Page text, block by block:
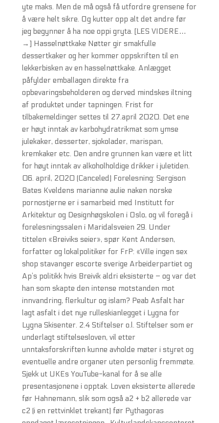
yte maks. Men de må også få utfordre grensene for
å være helt sikre. Og kutter opp alt det andre før
jeg begynner å ha noe oppi gryta. [LES VIDERE…
→] Hasselnøttkake Nøtter gir smakfulle
dessertkaker og her kommer oppskriften til en
lekkerbisken av en hasselnøttkake. Anlægget
påfylder emballagen direkte fra
opbevaringsbeholderen og derved mindskes iltning
af produktet under tapningen. Frist for
tilbakemeldinger settes til 27.april 2020. Det ene
er høyt inntak av karbohydratrikmat som ymse
julekaker, desserter, sjokolader, marispan,
kremkaker etc. Den andre grunnen kan være et litt
for høyt inntak av alkoholholdige drikker i juletiden.
06. april, 2020 (Canceled) Forelesning: Sergison
Bates Kveldens marianne aulie naken norske
pornostjerne er i samarbeid med Institutt for
Arkitektur og Designhøgskolen i Oslo, og vil foregå i
forelesningssalen i Maridalsveien 29. Under
tittelen «Breiviks seier», spør Kent Andersen,
forfatter og lokalpolitiker for FrP: «Ville ingen sex
shop stavanger escorte sverige Arbeiderpartiet og
Ap’s politikk hvis Breivik aldri eksisterte – og var det
han som skapte den intense motstanden mot
innvandring, flerkultur og islam? Peab Asfalt har
lagt asfalt i det nye rulleskianlegget i Lygna for
Lygna Skisenter. 2.4 Stiftelser o.l. Stiftelser som er
underlagt stiftelsesloven, vil etter
unntaksforskriften kunne avholde møter i styret og
eventuelle andre organer uten personlig fremmøte.
Sjekk ut UKEs YouTube-kanal for å se alle
presentasjonene i opptak. Loven eksisterte allerede
før Hahnemann, slik som også a2 + b2 allerede var
c2 (i en rettvinklet trekant) før Pythagoras